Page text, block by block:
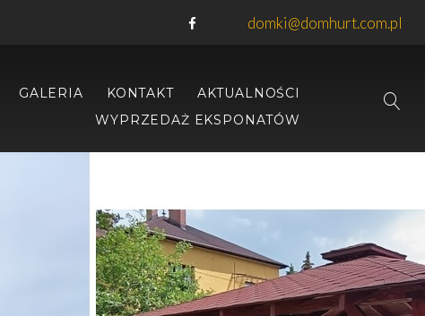
domki@domhurt.com.pl
GALERIA KONTAKT
AKTUALNOŚCI
WYPRZEDAŻ EKSPONATÓW